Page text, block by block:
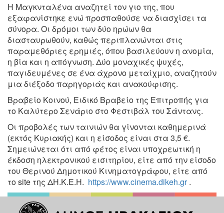
Η Μαγκνταλένα αναζητεί τον γιο της, που
εξαφανίστηκε ενώ προσπαθούσε να διασχίσει τα
σύνορα. Οι δρόμοι των δύο ηρώων θα
διασταυρωθούν, καθώς περιπλανώνται στις
παραμεθόριες ερημιές, όπου βασιλεύουν η ανομία,
η βία και η απόγνωση. Δύο μοναχικές ψυχές,
παγιδευμένες σε ένα άχρονο μεταίχμιο, αναζητούν
μια διέξοδο παρηγοριάς και ανακούφισης.
Βραβείο Κοινού, Ειδικό Βραβείο της Επιτροπής για
το Καλύτερο Σενάριο στο Φεστιβάλ του Σάντανς.
Οι προβολές των ταινιών θα γίνονται καθημερινά
(εκτός Κυριακής) και η είσοδος είναι στα 3,5 €.
Σημειώνεται ότι από φέτος είναι υποχρεωτική η
έκδοση ηλεκτρονικού εισιτηρίου, είτε από την είσοδο
του Θερινού Δημοτικού Κινηματογράφου, είτε από
το site της ΔΗ.Κ.Ε.Η. https://www.cinema.dikeh.gr.